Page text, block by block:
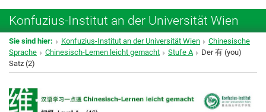
Konfuzius-Institut an der Universität Wien
Sie sind hier: Konfuzius-Institut an der Universität Wien
Chinesische
Sprache
Chinesisch-Lernen leicht gemacht Stufe A
Der 有 (you)
Satz (2)